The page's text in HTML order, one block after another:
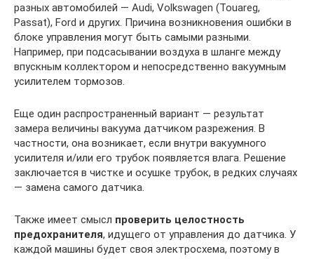
разных автомобилей — Audi, Volkswagen (Touareg,
Passat), Ford и других. Причина возникновения ошибки в
блоке управления могут быть самыми разными.
Например, при подсасывании воздуха в шланге между
впускным коллектором и непосредственно вакуумным
усилителем тормозов.
Еще один распространенный вариант — результат
замера величины вакуума датчиком разрежения. В
частности, она возникает, если внутри вакуумного
усилителя и/или его трубок появляется влага. Решение
заключается в чистке и осушке трубок, в редких случаях
— замена самого датчика.
Также имеет смысл проверить целостность
предохранителя, идущего от управления до датчика. У
каждой машины будет своя электросхема, поэтому в